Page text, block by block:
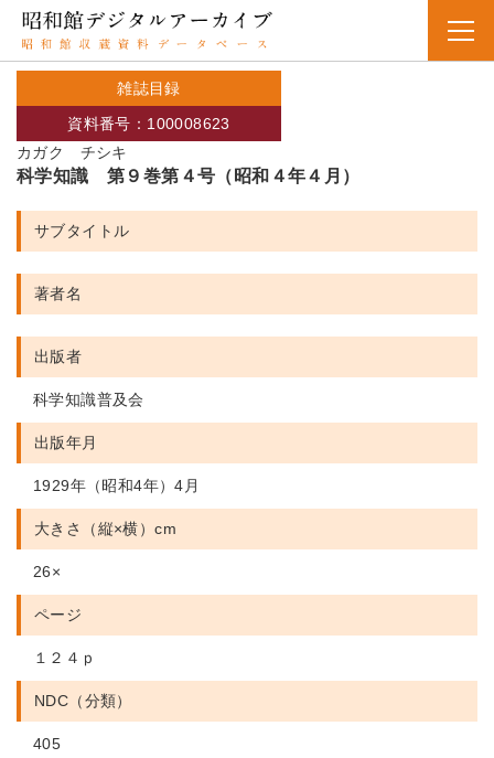
雑誌目録
カガク チシキ
資料番号：100008623
科学知識 第９巻第４号（昭和４年４月）
サブタイトル
著者名
出版者
科学知識普及会
出版年月
1929年（昭和4年）4月
大きさ（縦×横）cm
26×
ページ
１２４ｐ
NDC（分類）
405